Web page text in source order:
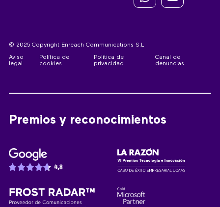
© 2025 Copyright Enreach Communications S.L
Aviso
legal
Política de
cookies
Política de
privacidad
Canal de
denuncias
Premios y reconocimientos